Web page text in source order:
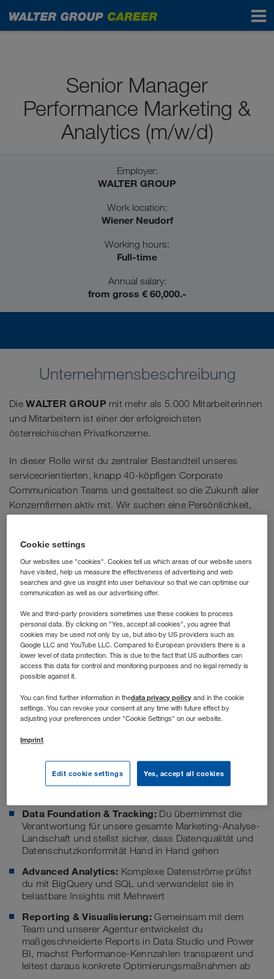
Professionals
Senior Manager
Performance Marketing &
Analytics (m/w/d)
Employer:
WALTER GROUP
Work location:
Wiener Neudorf
Working hours:
Full-time
Annual salary:
from gross € 60,000.-
Unternehmensbeschreibung
DieWALTER GROUP mit mehr als 5.000 Mitarbeiterinnen
und Mitarbeitern ist einer der erfolgreichsten
österreichischen Privatkonzerne.
In dieser Rolle wirst du zentraler Bestandteil unseres
serviceorientierten, knapp 40-köpfigen Corporate
Communication Teams und gestaltest so die Zukunft aller
Konzernfirmen aktiv mit. Wir suchen eine Persönlichkeit,
in den Bereichen SEA, SEO und Analytics kontinuierlich
weiterentwickelt.
Stellenbeschreibung
Deine Aufgaben
Data Foundation & Tracking:Du übernimmst die
Verantwortung für unsere gesamte Marketing-Analyse-
Landschaft und stellst sicher, dass Datenqualität und
Datenschutzkonformität Hand in Hand gehen
Advanced Analytics: Komplexe Datenströme prüfst
du mit BigQuery und SQL und verwandelst sie in
belastbare Insights mit Mehrwert
Reporting & Visualisierung:Gemeinsam mit dem
Team und unserer Agentur entwickelst du
maßgeschneiderte Reports in Data Studio und Power
BI, machst Performance-Kennzahlen transparent und
leitest daraus konkrete Optimierungsmaßnahmen ab
Cookie settings
Our websites use "cookies". Cookies tell us which areas of our website users
have visited, help us measure the effectiveness of advertising and web
searches and give us insight into user behaviour so that we can optimise our
communication as well as our advertising offer.
We and third-party providers sometimes use these cookies to process
personal data. By clicking on "Yes, accept all cookies", you agree that
cookies may be used not only by us, but also by US providers such as
Google LLC and YouTube LLC. Compared to European providers there is a
lower level of data protection. This is due to the fact that US authorities can
access this data for control and monitoring purposes and no legal remedy is
possible against it.
You can find further information in thedata privacy policy and in the cookie
settings. You can revoke your consent at any time with future effect by
adjusting your preferences under "Cookie Settings" on our website.
Imprint
Edit cookie settings Yes, accept all cookies